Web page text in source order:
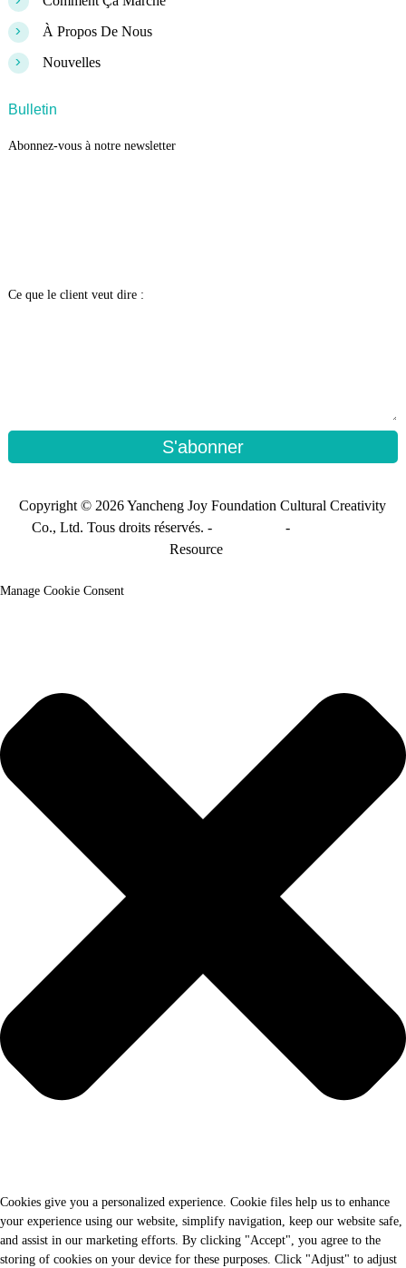
> À Propos De Nous
> Nouvelles
Bulletin
Abonnez-vous à notre newsletter
Ce que le client veut dire :
S'abonner
Copyright © 2026 Yancheng Joy Foundation Cultural Creativity
Co., Ltd. Tous droits réservés. -
-
Resource
Manage Cookie Consent
Cookies give you a personalized experience. Cookie files help us to enhance
your experience using our website, simplify navigation, keep our website safe,
and assist in our marketing efforts. By clicking "Accept", you agree to the
storing of cookies on your device for these purposes. Click "Adjust" to adjust